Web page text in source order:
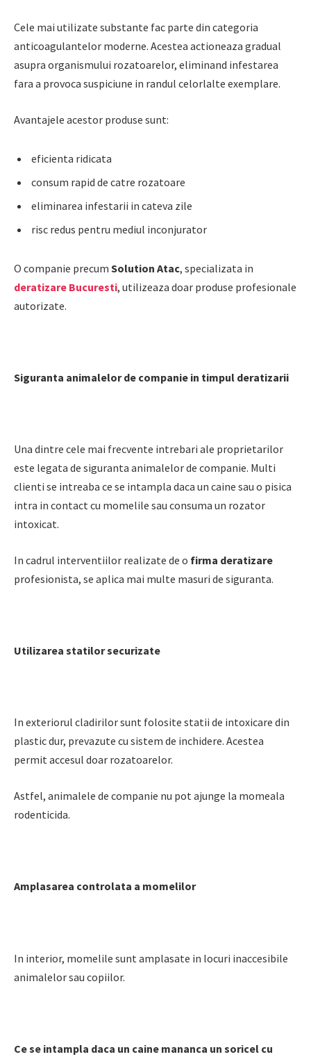
Cele mai utilizate substante fac parte din categoria
anticoagulantelor moderne. Acestea actioneaza gradual
asupra organismului rozatoarelor, eliminand infestarea
fara a provoca suspiciune in randul celorlalte exemplare.
Avantajele acestor produse sunt:
eficienta ridicata
consum rapid de catre rozatoare
eliminarea infestarii in cateva zile
risc redus pentru mediul inconjurator
O companie precum Solution Atac, specializata in
deratizare Bucuresti, utilizeaza doar produse profesionale
autorizate.
Siguranta animalelor de companie in timpul deratizarii
Una dintre cele mai frecvente intrebari ale proprietarilor
este legata de siguranta animalelor de companie. Multi
clienti se intreaba ce se intampla daca un caine sau o pisica
intra in contact cu momelile sau consuma un rozator
intoxicat.
In cadrul interventiilor realizate de o firma deratizare
profesionista, se aplica mai multe masuri de siguranta.
Utilizarea statilor securizate
In exteriorul cladirilor sunt folosite statii de intoxicare din
plastic dur, prevazute cu sistem de inchidere. Acestea
permit accesul doar rozatoarelor.
Astfel, animalele de companie nu pot ajunge la momeala
rodenticida.
Amplasarea controlata a momelilor
In interior, momelile sunt amplasate in locuri inaccesibile
animalelor sau copiilor.
Ce se intampla daca un caine mananca un soricel cu